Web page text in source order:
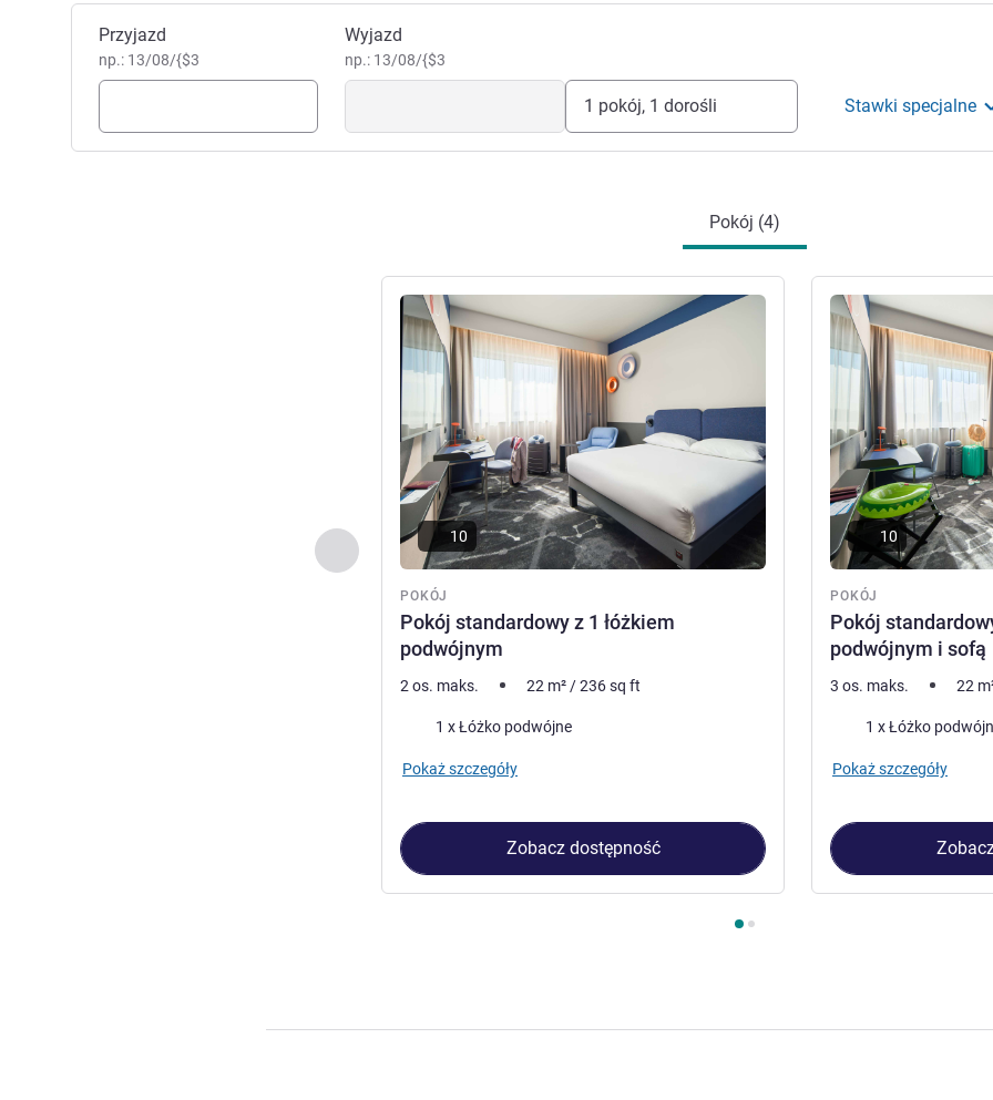
wszystko, aby Twój pobyt był wyjątkowy.
Mr Michal MELON, Zarządzanie hotelem
Zarezerwuj ten hotel
Przyjazd
np.: 13/08/{$3
Wyjazd
np.: 13/08/{$3
1 pokój, 1 dorośli Stawki specjalne
Pokój (4)
Poprzedni - Pokój
POKÓJ
Pokój standardowy z 1 łóżkiem
podwójnym
Pokaż szczegóły
10
2 os. maks. 22 m² /236sq ft
Pościel1 x Łóżko podwójne
Pokaż szczegóły
Zobacz dostępność
POKÓJ
Pokój
podwójnym i sofą
Pokaż szczegóły
10
3 os. maks. 22
Pościel
Pokaż szczegóły